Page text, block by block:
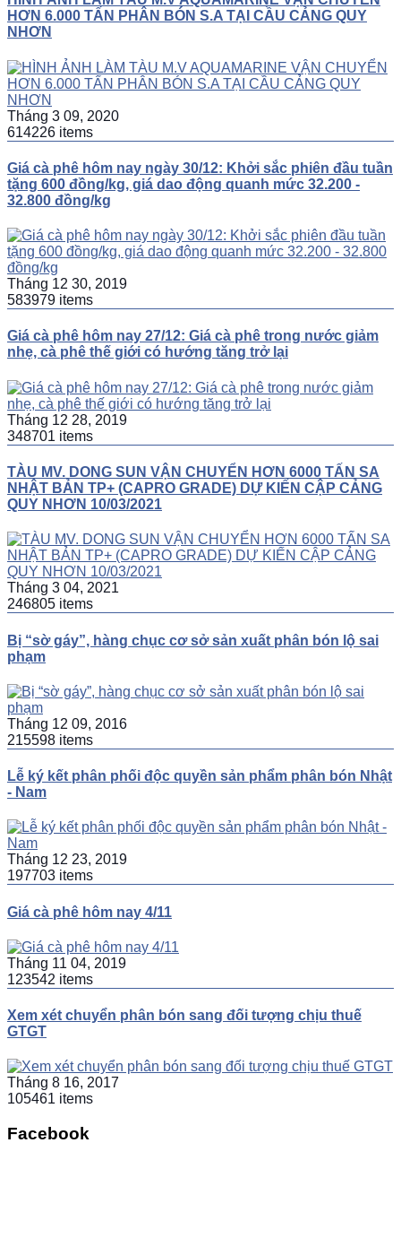
HƠN 6.000 TẤN PHÂN BÓN S.A TẠI CẦU CẢNG QUY
NHƠN
Tháng 3 09, 2020
614226 items
Giá cà phê hôm nay ngày 30/12: Khởi sắc phiên đầu tuần
tặng 600 đồng/kg, giá dao động quanh mức 32.200 -
32.800 đồng/kg
Tháng 12 30, 2019
583979 items
Giá cà phê hôm nay 27/12: Giá cà phê trong nước giảm
nhẹ, cà phê thế giới có hướng tăng trở lại
Tháng 12 28, 2019
348701 items
TÀU MV. DONG SUN VẬN CHUYỂN HƠN 6000 TẤN SA
NHẬT BẢN TP+ (CAPRO GRADE) DỰ KIẾN CẬP CẢNG
QUY NHƠN 10/03/2021
Tháng 3 04, 2021
246805 items
Bị “sờ gáy”, hàng chục cơ sở sản xuất phân bón lộ sai
phạm
Tháng 12 09, 2016
215598 items
Lễ ký kết phân phối độc quyền sản phẩm phân bón Nhật
- Nam
Tháng 12 23, 2019
197703 items
Giá cà phê hôm nay 4/11
Tháng 11 04, 2019
123542 items
Xem xét chuyển phân bón sang đối tượng chịu thuế
GTGT
Tháng 8 16, 2017
105461 items
Facebook